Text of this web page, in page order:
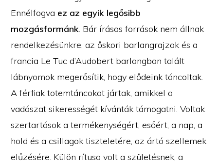
Ennélfogva ez az egyik legősibb
mozgásformánk. Bár írásos források nem állnak
rendelkezésünkre, az őskori barlangrajzok és a
francia Le Tuc d’Audobert barlangban talált
lábnyomok megerősítik, hogy elődeink táncoltak.
A férfiak totemtáncokat jártak, amikkel a
vadászat sikerességét kívánták támogatni. Voltak
szertartások a termékenységért, esőért, a nap, a
hold és a csillagok tiszteletére, az ártó szellemek
elűzésére. Külön rítusa volt a születésnek, a